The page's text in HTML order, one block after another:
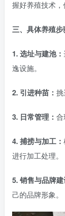
握好养殖技术，
三、具体养殖步
1. 选址与建池：
逸设施。
2. 引进种苗： 挑
3. 日常管理：
4. 捕捞与加工：
进行加工处理。
5. 销售与品牌建
己的品牌形象。